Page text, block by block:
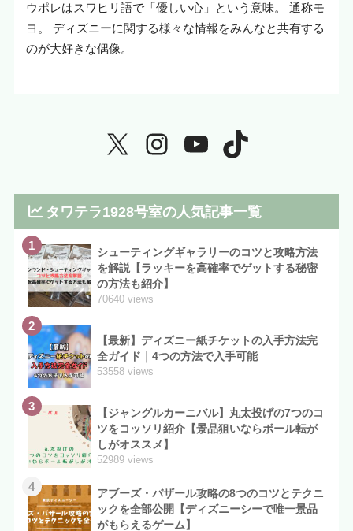
ウポレはスワヒリ語で「優しい心」という意味。 通称モ
ヨ。 ディズニーに関する様々な情報をみんなと共有する
のが大好きな偶像。
タワテラ1928号室の人気記事一覧
1
シューティングギャラリーのコツと攻略方法
を解説【ラッキーを高確率でゲットする秘密
の方法も紹介】
70640 views
2
【最新】ディズニー紙チケットの入手方法完
全ガイド｜4つの方法で入手可能
53558 views
3
【ジャングルカーニバル】丸太投げの7つのコ
ツをコッソリ紹介【景品狙いならボール転が
しがオススメ】
52989 views
4
アブーズ・バザール攻略の8つのコツとテクニ
ックを全部公開【ディズニーシーで唯一景品
がもらえるゲーム】